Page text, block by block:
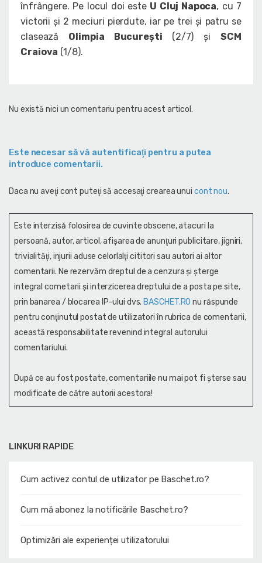
LINKURI RAPIDE
Cum activez contul de utilizator pe Baschet.ro?
Cum mă abonez la notificările Baschet.ro?
Optimizări ale experienței utilizatorului
înfrângere. Pe locul doi este U Cluj Napoca, cu 7
victorii și 2 meciuri pierdute, iar pe trei și patru se
clasează Olimpia București (2/7) șiSCM
Craiova (1/8).
Nu există nici un comentariu pentru acest articol.
Este necesar să vă autentificaţi pentru a putea
introduce comentarii.
Daca nu aveţi cont puteţi să accesaţi crearea unui cont nou.
Este interzisă folosirea de cuvinte obscene, atacuri la
persoană, autor, articol, afişarea de anunţuri publicitare, jigniri,
trivialităţi, injurii aduse celorlalţi cititori sau autori ai altor
comentarii. Ne rezervăm dreptul de a cenzura și şterge
integral cometarii și interzicerea dreptului de a posta pe site,
prin banarea / blocarea IP-ului dvs.BASCHET.RO nu răspunde
pentru conţinutul postat de utilizatori în rubrica de comentarii,
această responsabilitate revenind integral autorului
comentariului.
După ce au fost postate, comentariile nu mai pot fi șterse sau
modificate de către autorii acestora!